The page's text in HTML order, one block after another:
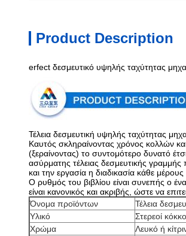
Product Description
erfect δεσμευτικό υψηλής ταχύτητας
Τέλεια δεσμευτική υψηλής ταχύτητας
Καυτός σκληραίνοντας χρόνος κολλών
(ξεραίνοντας) το συντομότερο δυνατό
ασύρματης τέλειας δεσμευτικής
και την εργασία η διαδικασία κάθε
Ο ρυθμός του βιβλίου είναι συνεπής ο
είναι κανονικός και ακριβής, ώστε να
Όνομα προϊόντων
Τέλεια
Υλικό
Στερεοί
Χρώμα
Λευκό ή